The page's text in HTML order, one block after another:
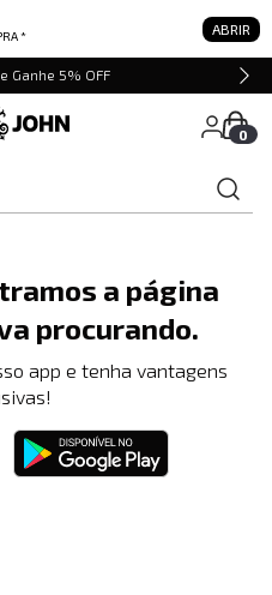
* ABRIR
Ganhe 5% OFF
0
a página
procurando.
app e tenha vantagens